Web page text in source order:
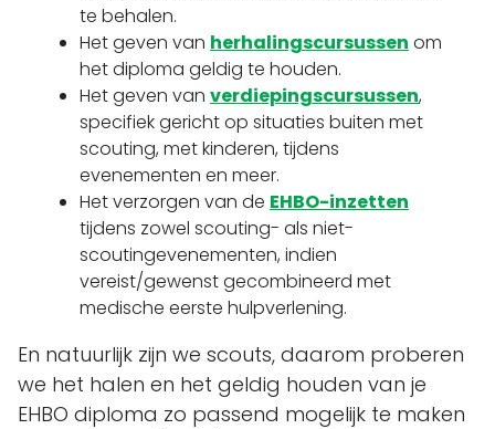
te behalen.
Het geven van herhalingscursussen om
het diploma geldig te houden.
Het geven van verdiepingscursussen,
specifiek gericht op situaties buiten met
scouting, met kinderen, tijdens
evenementen en meer.
Het verzorgen van de EHBO-inzetten
tijdens zowel scouting- als niet-
scoutingevenementen, indien
vereist/gewenst gecombineerd met
medische eerste hulpverlening.
En natuurlijk zijn we scouts, daarom proberen
we het halen en het geldig houden van je
EHBO diploma zo passend mogelijk te maken